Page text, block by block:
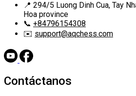
📍 294/5 Luong Dinh Cua, Tay
Hoa province
📞 +84796154308
✉️ support@aqchess.com
Contáctanos